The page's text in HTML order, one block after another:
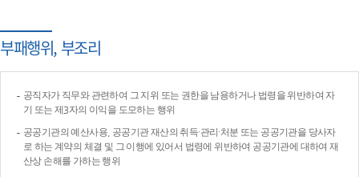
부패행위, 부조리
공직자가 직무와 관련하여 그 지위 또는 권한을 남용하거나 법령을 위반하여 자
기 또는 제3자의 이익을 도모하는 행위
공공기관의 예산사용, 공공기관 재산의 취득·관리·처분 또는 공공기관을 당사자
로 하는 계약의 체결 및 그 이행에 있어서 법령에 위반하여 공공기관에 대하여 재
산상 손해를 가하는 행위